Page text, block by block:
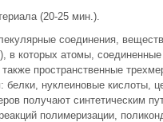
(20-25 мин.).
соединения,
в которых атомы,
пространственные
белки, нуклеиновые кислоты,
получают синтетическим
полимеризации,